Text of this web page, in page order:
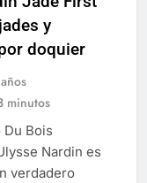
y
doquier
minutos
Du Bois
Nardin es
verdadero